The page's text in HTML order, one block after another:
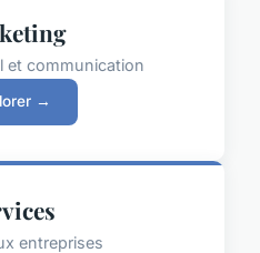
et communication
→
entreprises